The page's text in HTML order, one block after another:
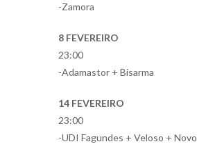
-Zamora
8 FEVEREIRO
23:00
-Adamastor + Bisarma
14 FEVEREIRO
23:00
-UDI Fagundes + Veloso + Novo